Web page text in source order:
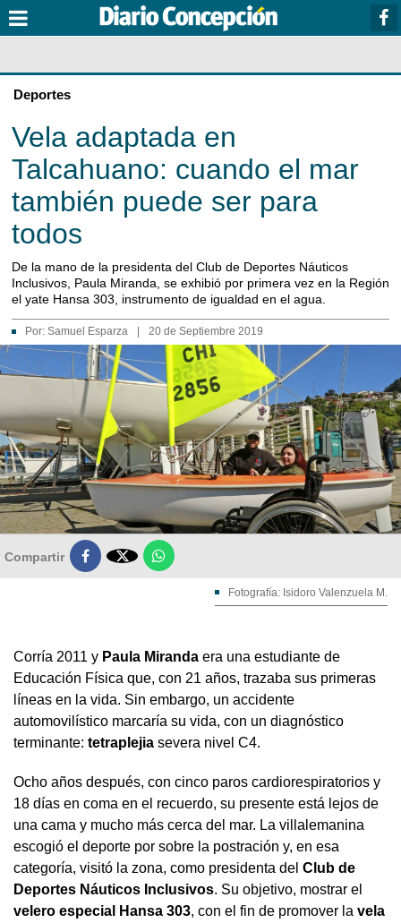
Deportes
Vela adaptada en
Talcahuano: cuando el mar
también puede ser para
todos
De la mano de la presidenta del Club de Deportes Náuticos
Inclusivos, Paula Miranda, se exhibió por primera vez en la Región
el yate Hansa 303, instrumento de igualdad en el agua.
Por: Samuel Esparza 20 de Septiembre 2019
Compartir 
Fotografía: Isidoro Valenzuela M.
Corría 2011 y Paula Miranda era una estudiante de
Educación Física que, con 21 años, trazaba sus primeras
líneas en la vida. Sin embargo, un accidente
automovilístico marcaría su vida, con un diagnóstico
terminante: tetraplejia severa nivel C4.
Ocho años después, con cinco paros cardiorespiratorios y
18 días en coma en el recuerdo, su presente está lejos de
una cama y mucho más cerca del mar. La villalemanina
escogió el deporte por sobre la postración y, en esa
categoría, visitó la zona, como presidenta del Club de
Deportes Náuticos Inclusivos. Su objetivo, mostrar el
velero especial Hansa 303, con el fin de promover la vela